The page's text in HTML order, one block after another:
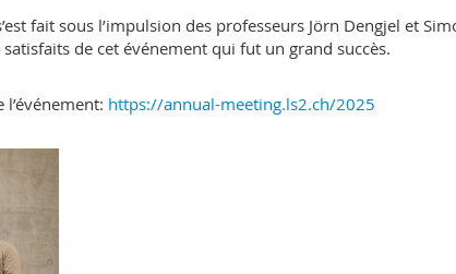
fait sous l’impulsion des professeurs Jörn Dengjel et
de cet événement qui fut un grand succès.
https://annual-meeting.ls2.ch/2025